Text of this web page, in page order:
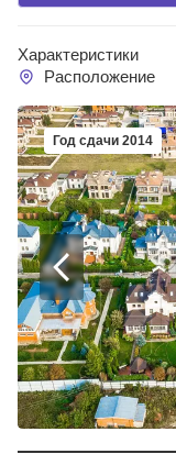
Характеристики
Расположение
Год сдачи 2014